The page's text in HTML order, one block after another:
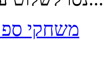
משחקי